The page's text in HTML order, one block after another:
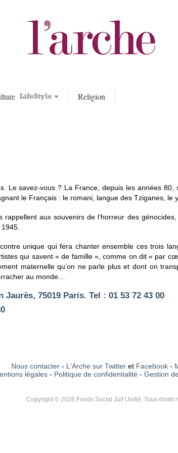
Religion
Le savez-vous ? La France, depuis les années 80,
le Français : le romani, langue des Tziganes, le
aux souvenirs de l’horreur des
unique qui fera chanter ensemble ces trois
qui savent « de famille », comme on dit « par
maternelle qu’on ne parle plus et dont on
au monde…
75019 Paris. Tel : 01 53 72 43 00
Nous contacter - L'Arche sur Twitter et Facebook -
légales- Politique de confidentialité- Gestion
Copyright © 2026 Fonds Social Juif Unifié. Tous droits